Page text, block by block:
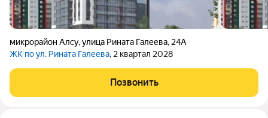
микрорайон Алсу,улица Рината Галеева, 24А
ЖК по ул. Рината Галеева, 2 квартал 2028
Позвонить